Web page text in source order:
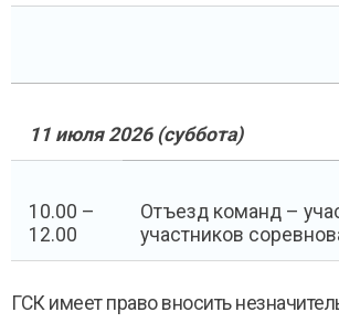
11 июля 2026 (суббота)
10.00 –
12.00
Отъезд команд –
участников
ГСК имеет право вносить